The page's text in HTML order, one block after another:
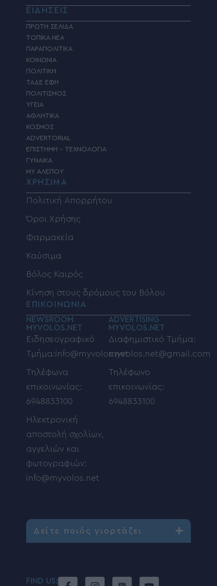
ΕΙΔΗΣΕΙΣ
ΠΡΩΤΗ ΣΕΛΙΔΑ
ΤΟΠΙΚΑ ΝΕΑ
ΠΑΡΑΠΟΛΙΤΙΚΑ
ΚΟΙΝΩΝΙΑ
ΠΟΛΙΤΙΚΗ
ΤΑΔΕ ΕΦΗ
ΠΟΛΙΤΙΣΜΟΣ
ΥΓΕΙΑ
ΑΘΛΗΤΙΚΑ
ΚΟΣΜΟΣ
ADVERTORIAL
ΕΠΙΣΤΗΜΗ – ΤΕΧΝΟΛΟΓΙΑ
ΓΥΝΑΙΚΑ
MY ΑΛΕΠΟΥ
ΧΡΗΣΙΜΑ
Πολιτική Απορρήτου
Όροι Χρήσης
Φαρμακεία
Καύσιμα
Βόλος Καιρός
Κίνηση στους δρόμους του Βόλου
ΕΠΙΚΟΙΝΩΝΙΑ
NEWSROOM
MYVOLOS.NET
Ειδησεογραφικό
Τμήμα:info@myvolos.net
Τηλέφωνα
επικοινωνίας:
6948833100
Ηλεκτρονική
αποστολή σχολίων,
αγγελιών και
φωτογραφιών:
info@myvolos.net
ADVERTISING
MYVOLOS.NET
Διαφημιστικό Τμήμα:
myvolos.net@gmail.com
Τηλέφωνο
επικοινωνίας:
6948833100
Δείτε ποιός γιορτάζει
FIND US: